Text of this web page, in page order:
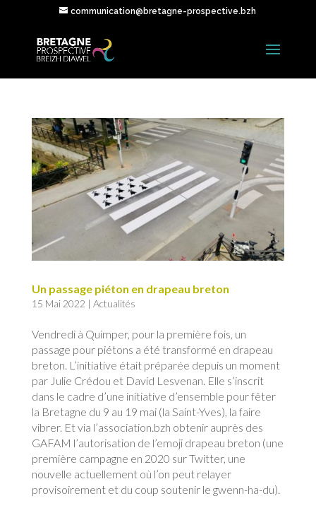
communication@bretagne-prospective.bzh
Un passage piéton en drapeau breton
15 Mai 2022 | Actualités
Vendredi à Quimper, pour la première fois, un
passage pour piétons a été transformé en drapeau
breton. L’initiative était préparée depuis un moment
par Julie Crédou et David Lesvenan. Elle s’inscrit
dans le cadre d’une initiative d’ensemble pour fêter
la Bretagne du 9 au 19 mai (la Saint-Yves), la faire
vibrer. Et via l’association.bzh obtenir auprès des
GAFAM l’autorisation de l’emoji drapeau breton (une
première campagne en 2020 sur Twitter, une
nouvelle actuellement où l’on peut relayer
provisoirement et du coup soutenir le gwenn-ha-du).